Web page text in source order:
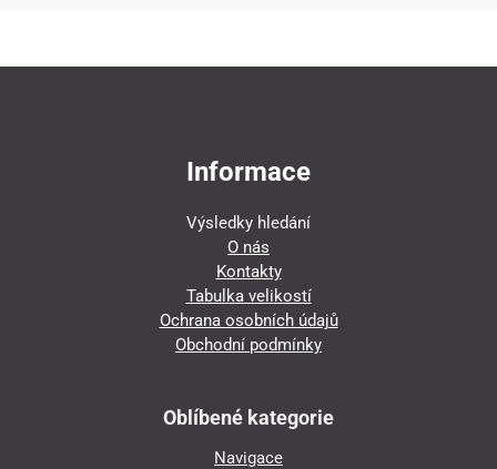
Informace
Výsledky hledání
O nás
Kontakty
Tabulka velikostí
Ochrana osobních údajů
Obchodní podmínky
Oblíbené kategorie
Navigace